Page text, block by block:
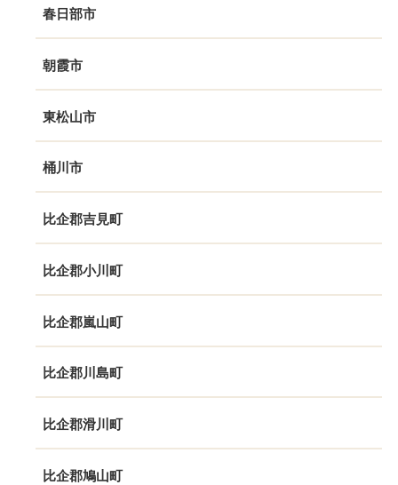
春日部市
朝霞市
東松山市
桶川市
比企郡吉見町
比企郡小川町
比企郡嵐山町
比企郡川島町
比企郡滑川町
比企郡鳩山町